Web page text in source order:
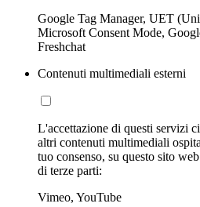
Google Tag Manager, UET
Microsoft Consent Mode,
Freshchat
Contenuti multimediali esterni
L'accettazione di questi servizi
altri contenuti multimediali
tuo consenso, su questo sito
di terze parti:
Vimeo, YouTube